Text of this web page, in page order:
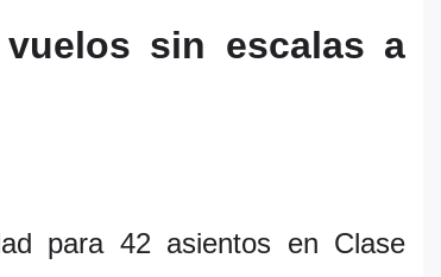
sin escalas a
para 42 asientos en Clase